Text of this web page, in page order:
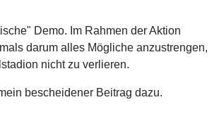
Demo. Im Rahmen der Aktion
darum alles Mögliche anzustrengen,
nicht zu verlieren.
bescheidener Beitrag dazu.